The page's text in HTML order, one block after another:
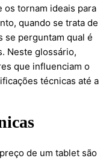
tornam ideais para
quando se trata de
se perguntam qual é
Neste glossário,
que influenciam o
técnicas até a
de um tablet são